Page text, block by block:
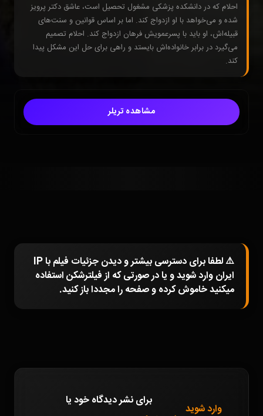
احلام که در دانشکده پزشکی مشغول تحصیل است، عاشق دکتر پرویز
شده و می‌خواهد با او ازدواج کند. اما بر اساس قوانین و سنت‌های
قبیله‌اش، او باید با پسرعمویش فرهان ازدواج کند. احلام تصمیم
می‌گیرد در برابر خانواده‌اش بایستد و راهی برای حل این مشکل پیدا
کند.
مشاهده تریلر
⚠️ لطفا برای دسترسی بیشتر و دیدن جزئیات فیلم با IP
ایران وارد شوید و یا در صورتی که از فیلترشکن استفاده
میکنید خاموش کرده و صفحه را مجددا باز کنید.
برای نشر دیدگاه خود
وارد شوید
یا